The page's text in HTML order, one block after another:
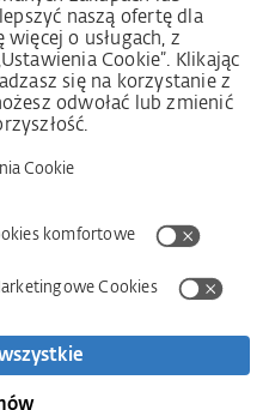
osobowych
podatkowej